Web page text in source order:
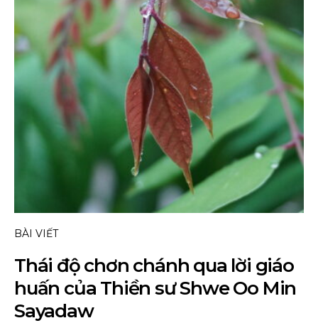
BÀI VIẾT
Thái độ chơn chánh qua lời giáo
huấn của Thiền sư Shwe Oo Min
Sayadaw